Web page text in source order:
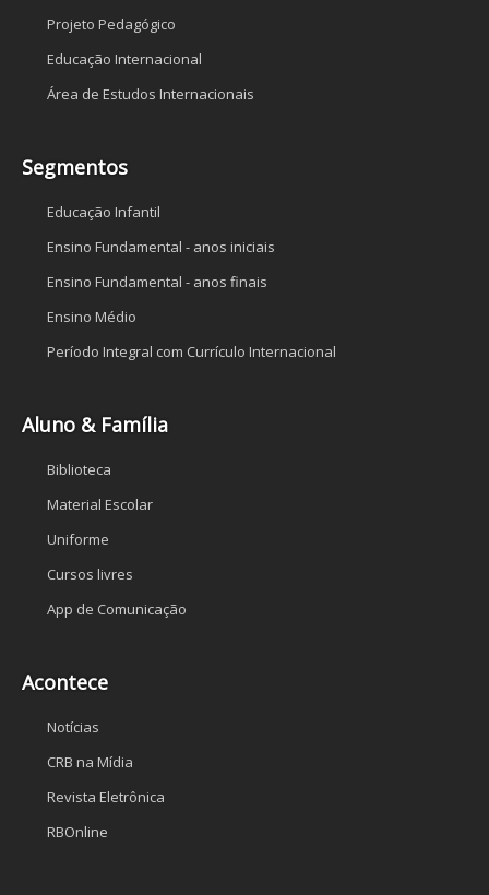
Projeto Pedagógico
Educação Internacional
Área de Estudos Internacionais
Segmentos
Educação Infantil
Ensino Fundamental - anos iniciais
Ensino Fundamental - anos finais
Ensino Médio
Período Integral com Currículo Internacional
Aluno & Família
Biblioteca
Material Escolar
Uniforme
Cursos livres
App de Comunicação
Acontece
Notícias
CRB na Mídia
Revista Eletrônica
RBOnline